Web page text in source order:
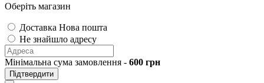
Оберіть магазин
Доставка Нова пошта
Не знайшло адресу
Мінімальна сума замовлення - 600 грн
Підтвердити